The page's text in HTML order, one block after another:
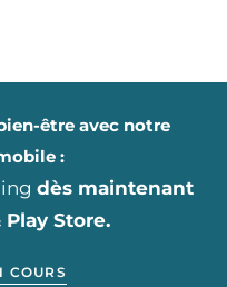
être avec notre
:
dès maintenant
Store.
COURS